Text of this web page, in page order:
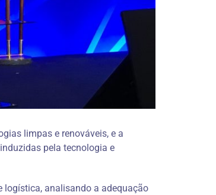
limpas e renováveis, e a
pela tecnologia e
logística, analisando a adequação